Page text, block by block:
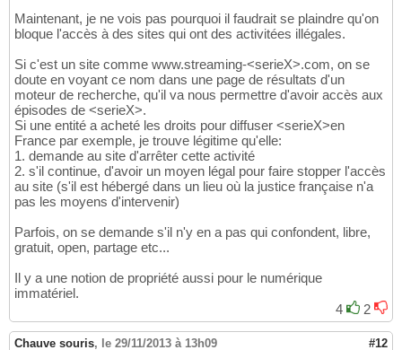
Maintenant, je ne vois pas pourquoi il faudrait se plaindre qu'on
bloque l'accès à des sites qui ont des activitées illégales.
Si c'est un site comme www.streaming-<serieX>.com, on se
doute en voyant ce nom dans une page de résultats d'un
moteur de recherche, qu'il va nous permettre d'avoir accès aux
épisodes de <serieX>.
Si une entité a acheté les droits pour diffuser <serieX>en
France par exemple, je trouve légitime qu'elle:
1. demande au site d'arrêter cette activité
2. s'il continue, d'avoir un moyen légal pour faire stopper l'accès
au site (s'il est hébergé dans un lieu où la justice française n'a
pas les moyens d'intervenir)
Parfois, on se demande s'il n'y en a pas qui confondent, libre,
gratuit, open, partage etc...
Il y a une notion de propriété aussi pour le numérique
immatériel.
4
2
Chauve souris, le 29/11/2013 à 13h09 #12